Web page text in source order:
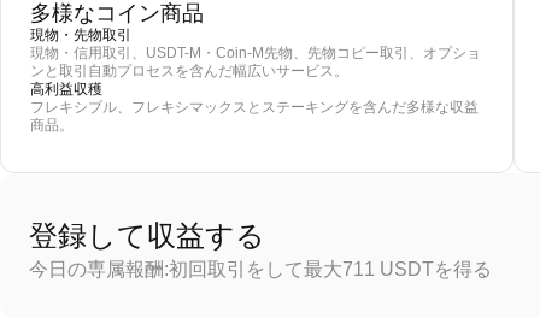
多様なコイン商品
現物・先物取引
現物・信用取引、USDT-M・Coin-M先物、先物コピー取引、オプショ
ンと取引自動プロセスを含んだ幅広いサービス。
高利益収穫
フレキシブル、フレキシマックスとステーキングを含んだ多様な収益
商品。
登録して収益する
今日の専属報酬:初回取引をして最大711 USDTを得る